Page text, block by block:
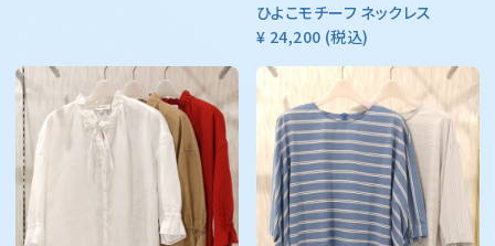
ひよこモチーフ ネックレス
¥ 24,200 (税込)